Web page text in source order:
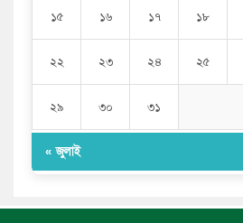
১৫ ১৬ ১৭ ১৮
২২ ২৩ ২৪ ২৫
২৯ ৩০ ৩১
« জুলাই